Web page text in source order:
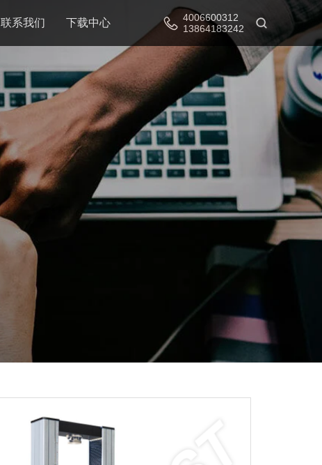
联系我们 下载中心
4006600312
13864183242